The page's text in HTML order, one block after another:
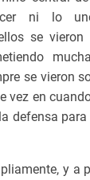
ni lo
se
se vieron
vez en
defensa
y a